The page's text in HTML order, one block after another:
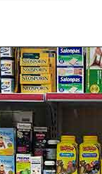
xơ gan…
officinalis)
mật.
chiết xuất
Nó
chất
thời bảo vệ
gan và ung